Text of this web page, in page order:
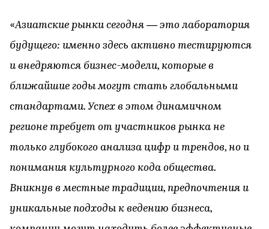
«Азиатские рынки сегодня — это лаборатория
будущего: именно здесь активно тестируются
и внедряются бизнес-модели, которые в
ближайшие годы могут стать глобальными
стандартами. Успех в этом динамичном
регионе требует от участников рынка не
только глубокого анализа цифр и трендов, но и
понимания культурного кода общества.
Вникнув в местные традиции, предпочтения и
уникальные подходы к ведению бизнеса,